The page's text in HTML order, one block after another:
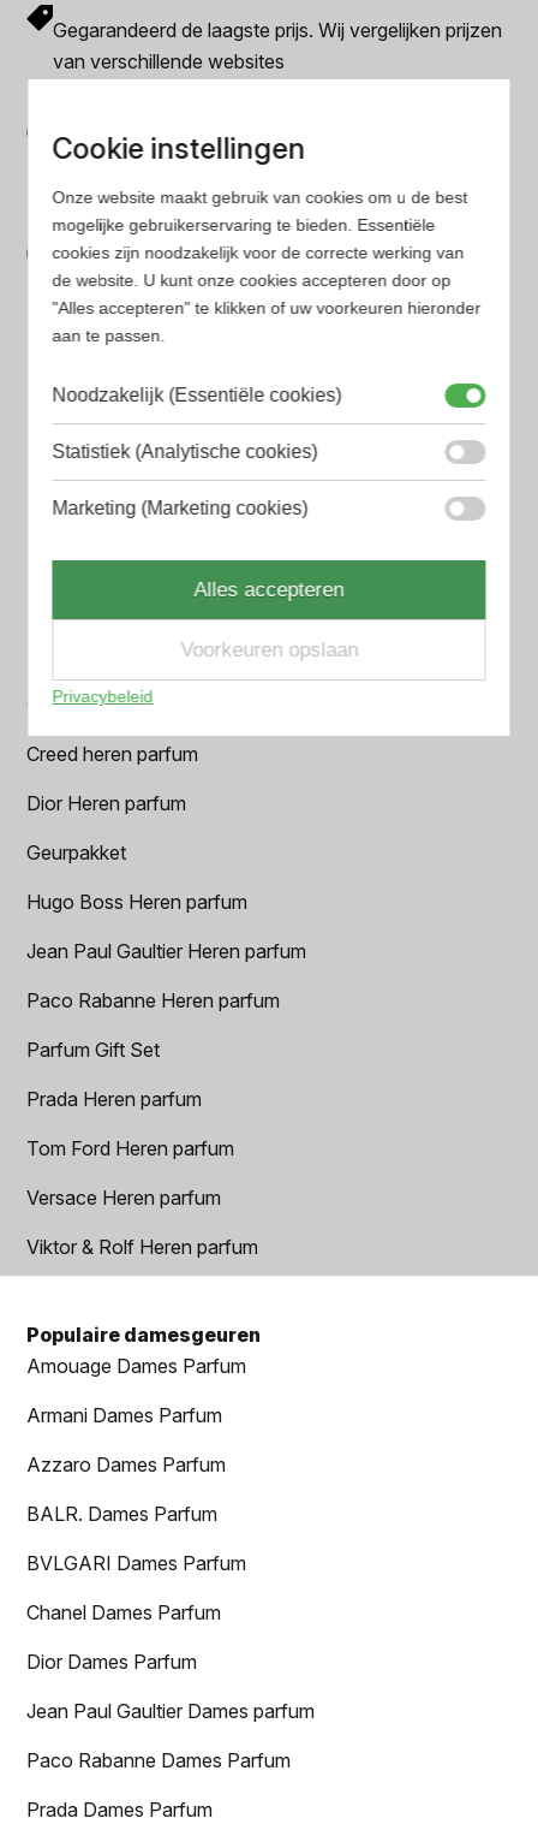
Gegarandeerd de laagste prijs. Wij vergelijken prijzen
van verschillende websites
Op onze website vind je eenvoudig je favoriete
Bespaar tijd en geld
Wij hebben alle prijzen voor je verzameld zodat jij
minder tijd en geld kwijt bent
Amouage Heren parfum
Aramis Heren parfum
Armani Heren parfum
Azzaro Heren parfum
BALR. Heren parfum
BVLGARI Heren parfum
Chanel Heren parfum
Creed heren parfum
Dior Heren parfum
Geurpakket
Hugo Boss Heren parfum
Jean Paul Gaultier Heren parfum
Paco Rabanne Heren parfum
Parfum Gift Set
Prada Heren parfum
Tom Ford Heren parfum
Versace Heren parfum
Viktor & Rolf Heren parfum
Populaire damesgeuren
Amouage Dames Parfum
Armani Dames Parfum
Azzaro Dames Parfum
BALR. Dames Parfum
BVLGARI Dames Parfum
Chanel Dames Parfum
Dior Dames Parfum
Jean Paul Gaultier Dames parfum
Paco Rabanne Dames Parfum
Prada Dames Parfum
Cookie instellingen
Onze website maakt gebruik van cookies om u de best
mogelijke gebruikerservaring te bieden. Essentiële
cookies zijn noodzakelijk voor de correcte werking van
de website. U kunt onze cookies accepteren door op
"Alles accepteren" te klikken of uw voorkeuren hieronder
aan te passen.
Noodzakelijk (Essentiële cookies)
Statistiek (Analytische cookies)
Marketing (Marketing cookies)
Alles accepteren
Voorkeuren opslaan
Privacybeleid